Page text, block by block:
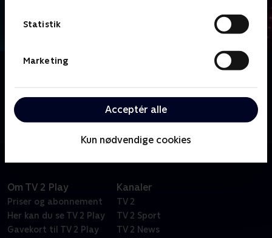
Statistik
Marketing
Acceptér alle
Kun nødvendige cookies
Om One True Singer
sammen, konkurrerer i musikalske udfordringer og
kæmper for at imponere dommerne for at vinde
titlen som Rumæniens One True Singer.
Om TV 2 Play
Priser og abonnement
Her kan du se TV 2 Play
Gavekort til TV 2 Play
Kanaler
TV 2
TV 2 Sport
TV 2 News